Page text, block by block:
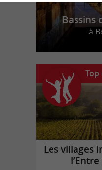
Bassins
à
Top
Les villages